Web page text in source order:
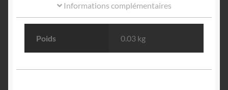
Informations complémentaires
Poids 0.03 kg